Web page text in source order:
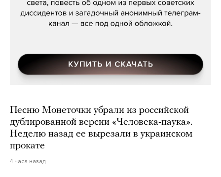
Песню Монеточки убрали из российской
дублированной версии «Человека-паука».
Неделю назад ее вырезали в украинском
прокате
4 часа назад